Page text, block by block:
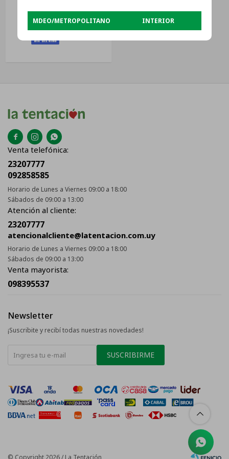
$9.053
  
Venta telefónica:
23207777
092858585
Horario de Lunes a Viernes 09:00 a 18:00
Sábados de 09:00 a 13:00
Atención al cliente:
23207777
atencionalcliente@latentacion.com.uy
Horario de Lunes a Viernes 09:00 a 18:00
Sábados de 09:00 a 13:00
Venta mayorista:
098395537
Newsletter
¡Suscribite y recibí todas nuestras novedades!
SUSCRIBIRME
MDEO/METROPOLITANO INTERIOR